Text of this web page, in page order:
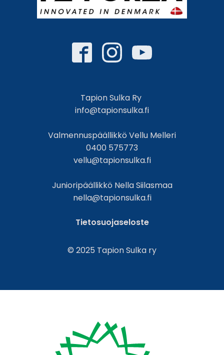
Tapion Sulka Ry
info@tapionsulka.fi
Valmennuspäällikkö Vellu Melleri
0400 575773
vellu@tapionsulka.fi
Junioripäällikkö Nella Siilasmaa
nella@tapionsulka.fi
Tietosuojaseloste
© 2025 Tapion Sulka ry